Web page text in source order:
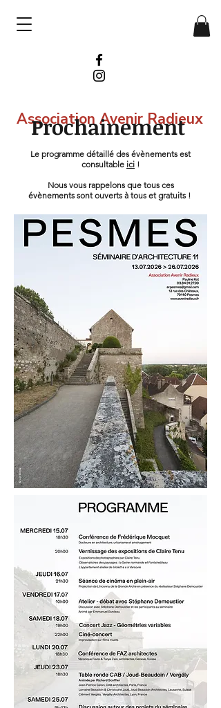
Association Avenir Radieux
Prochainement
Le programme détaillé des évènements est
consultable ici !
Nous vous rappelons que tous ces
évènements sont ouverts à tous et gratuits !